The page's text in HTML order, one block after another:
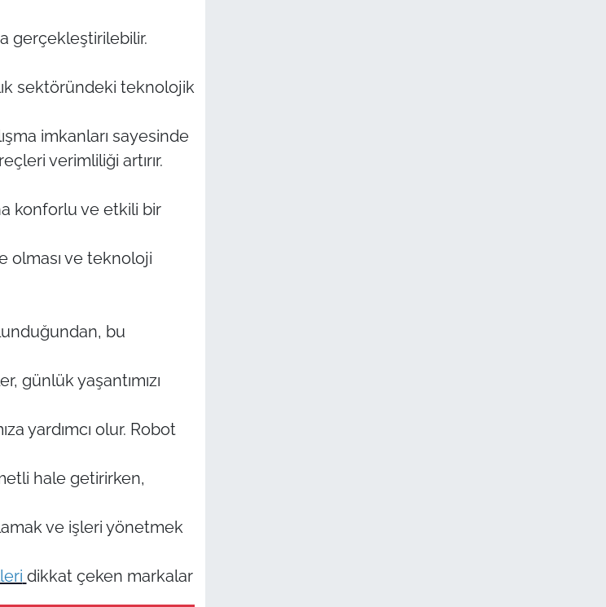
gerçekleştirilebilir.
sektöründeki teknolojik
imkanları sayesinde
verimliliği artırır.
konforlu ve etkili bir
olması ve teknoloji
bu
günlük yaşantımızı
yardımcı olur. Robot
hale getirirken,
ve işleri yönetmek
dikkat çeken markalar